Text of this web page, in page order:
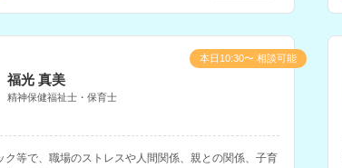
福光 真美
精神保健福祉士・保育士
ク等で、職場のストレスや人間関係、親との関係、子育
本日10:30〜 相談可能